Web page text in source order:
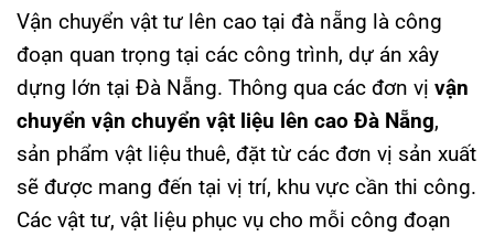
Vận chuyển vật tư lên cao tại đà nẵng là công
đoạn quan trọng tại các công trình, dự án xây
dựng lớn tại Đà Nẵng. Thông qua các đơn vị vận
chuyển vận chuyển vật liệu lên cao Đà Nẵng,
sản phẩm vật liệu thuê, đặt từ các đơn vị sản xuất
sẽ được mang đến tại vị trí, khu vực cần thi công.
Các vật tư, vật liệu phục vụ cho mỗi công đoạn